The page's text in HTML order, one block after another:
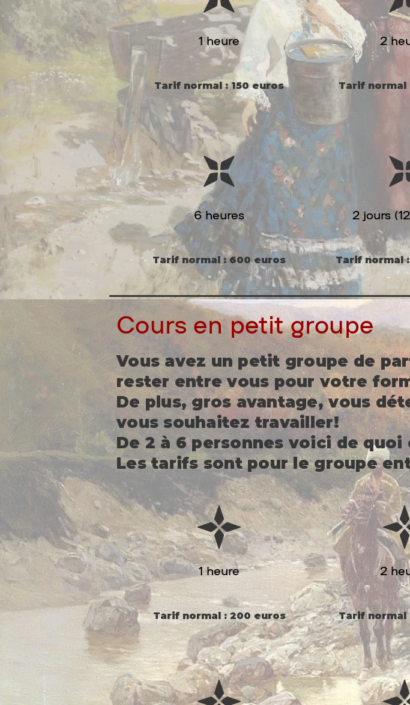
1 heure
Tarif normal : 150 euros
6 heures
Tarif normal : 600 euros
2
Tarif normal
2 jours
Tarif normal
Cours en petit groupe
Vous avez un petit groupe de
rester entre vous pour votre
De plus, gros avantage, vous
vous souhaitez travailler!
De 2 à 6 personnes voici de
Les tarifs sont pour le groupe
1 heure
Tarif normal : 200 euros
2
Tarif normal